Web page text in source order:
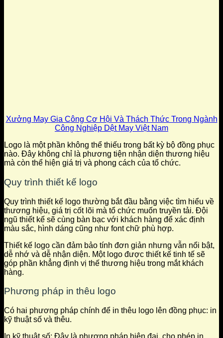
Xưởng May Gia Công Cơ Hội Và Thách Thức Trong Ngành
Công Nghiệp Dệt May Việt Nam
Logo là một phần không thể thiếu trong bất kỳ bộ đồng phục
nào. Đây không chỉ là phương tiện nhận diện thương hiệu
mà còn thể hiện giá trị và phong cách của tổ chức.
Quy trình thiết kế logo
Quy trình thiết kế logo thường bắt đầu bằng việc tìm hiểu về
thương hiệu, giá trị cốt lõi mà tổ chức muốn truyền tải. Đội
ngũ thiết kế sẽ cùng bàn bạc với khách hàng để xác định
màu sắc, hình dáng cũng như font chữ phù hợp.
Thiết kế logo cần đảm bảo tính đơn giản nhưng vẫn nổi bật,
dễ nhớ và dễ nhận diện. Một logo được thiết kế tinh tế sẽ
góp phần khẳng định vị thế thương hiệu trong mắt khách
hàng.
Phương pháp in thêu logo
Có hai phương pháp chính để in thêu logo lên đồng phục: in
kỹ thuật số và thêu.